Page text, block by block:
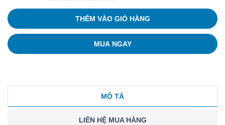
THÊM VÀO GIỎ HÀNG
MUA NGAY
MÔ TẢ
LIÊN HỆ MUA HÀNG